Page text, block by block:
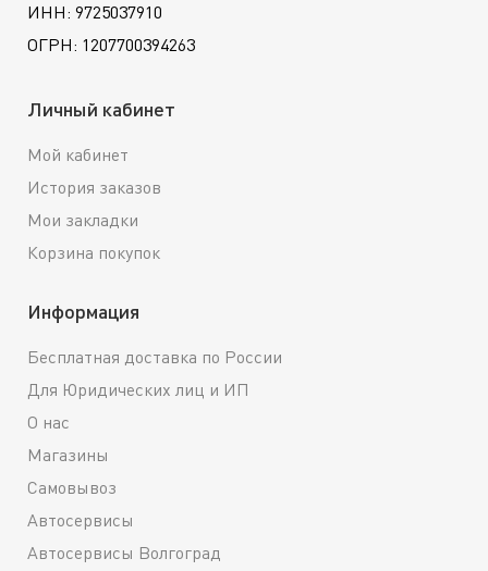
ИНН: 9725037910
ОГРН: 1207700394263
Личный кабинет
Мой кабинет
История заказов
Мои закладки
Корзина покупок
Информация
Бесплатная доставка по России
Для Юридических лиц и ИП
О нас
Магазины
Самовывоз
Автосервисы
Автосервисы Волгоград